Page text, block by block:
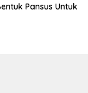
Pansus Untuk